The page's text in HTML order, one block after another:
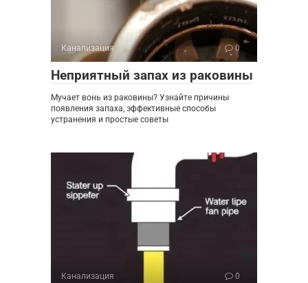
Канализация 0
Неприятный запах из раковины
Мучает вонь из раковины? Узнайте причины
появления запаха, эффективные способы
устранения и простые советы
Канализация 0